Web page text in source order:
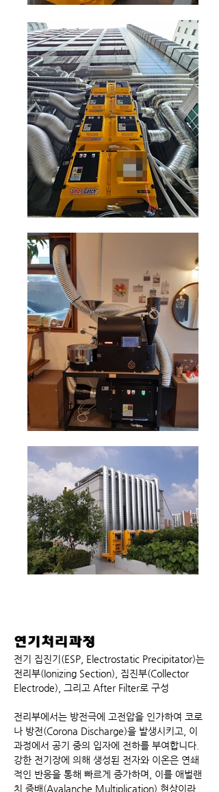
연기처리과정
전기 집진기(ESP, Electrostatic Precipitator)는
전리부(Ionizing Section), 집진부(Collector
Electrode), 그리고 After Filter로 구성
전리부에서는 방전극에 고전압을 인가하여 코로
나 방전(Corona Discharge)을 발생시키고, 이
과정에서 공기 중의 입자에 전하를 부여합니다.
강한 전기장에 의해 생성된 전자와 이온은 연쇄
적인 반응을 통해 빠르게 증가하며, 이를 애벌랜
치 증배(Avalanche Multiplication) 현상이라